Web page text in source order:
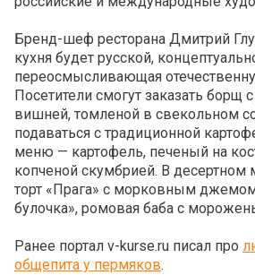
Бренд-шеф ресторана Дмитрий
кухня будет русской,
переосмысливающая
Посетители смогут заказать борщ
вишней, томленой в свекольном
подаваться с традиционной
меню — картофель, печеный на
копченой скумбрией. В десертном
торт «Прага» с морковным
булочка», ромовая баба с
Ранее портал v-kurse.ru писал про
общепита у пермяков.